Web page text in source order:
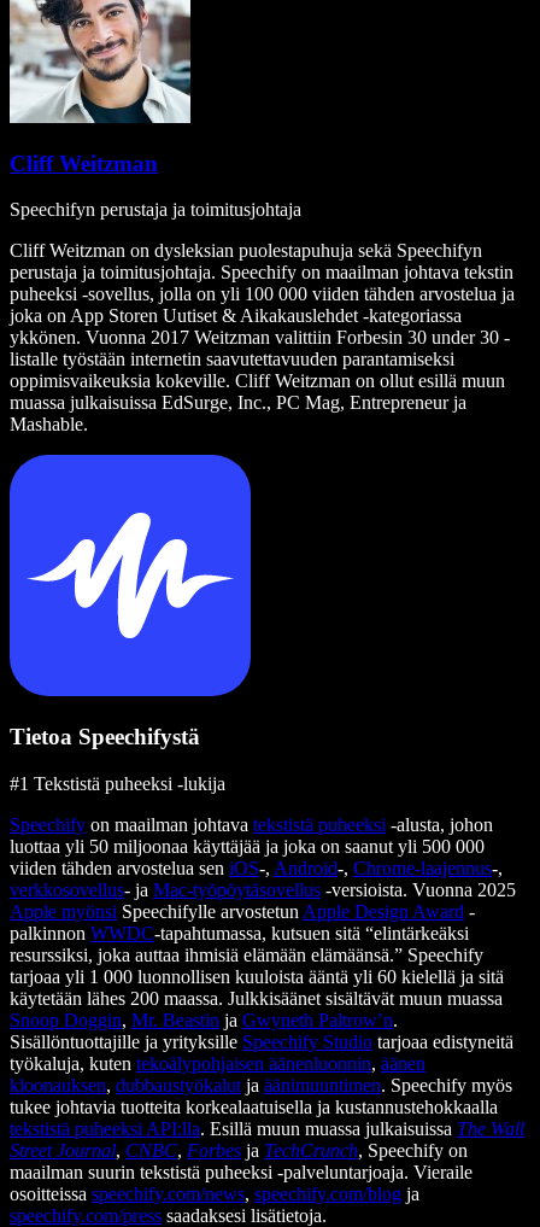
Cliff Weitzman
Speechifyn perustaja ja toimitusjohtaja
Cliff Weitzman on dysleksian puolestapuhuja sekä Speechifyn
perustaja ja toimitusjohtaja. Speechify on maailman johtava tekstin
puheeksi -sovellus, jolla on yli 100 000 viiden tähden arvostelua ja
joka on App Storen Uutiset & Aikakauslehdet -kategoriassa
ykkönen. Vuonna 2017 Weitzman valittiin Forbesin 30 under 30 -
listalle työstään internetin saavutettavuuden parantamiseksi
oppimisvaikeuksia kokeville. Cliff Weitzman on ollut esillä muun
muassa julkaisuissa EdSurge, Inc., PC Mag, Entrepreneur ja
Mashable.
Tietoa Speechifystä
#1 Tekstistä puheeksi -lukija
Speechify on maailman johtava tekstistä puheeksi -alusta, johon
luottaa yli 50 miljoonaa käyttäjää ja joka on saanut yli 500 000
viiden tähden arvostelua sen iOS-, Android-, Chrome-laajennus-,
verkkosovellus- ja Mac-työpöytäsovellus -versioista. Vuonna 2025
Apple myönsi Speechifylle arvostetun Apple Design Award -
palkinnon WWDC-tapahtumassa, kutsuen sitä “elintärkeäksi
resurssiksi, joka auttaa ihmisiä elämään elämäänsä.” Speechify
tarjoaa yli 1 000 luonnollisen kuuloista ääntä yli 60 kielellä ja sitä
käytetään lähes 200 maassa. Julkkisäänet sisältävät muun muassa
Snoop Doggin, Mr. Beastin ja Gwyneth Paltrow’n.
Sisällöntuottajille ja yrityksille Speechify Studio tarjoaa edistyneitä
työkaluja, kuten tekoälypohjaisen äänenluonnin, äänen
kloonauksen, dubbaustyökalut ja äänimuuntimen. Speechify myös
tukee johtavia tuotteita korkealaatuisella ja kustannustehokkaalla
tekstistä puheeksi API:lla. Esillä muun muassa julkaisuissa The Wall
Street Journal, CNBC, Forbes ja TechCrunch, Speechify on
maailman suurin tekstistä puheeksi -palveluntarjoaja. Vieraile
osoitteissa speechify.com/news, speechify.com/blog ja
speechify.com/press saadaksesi lisätietoja.